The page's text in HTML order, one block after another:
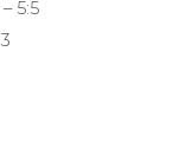
5:5